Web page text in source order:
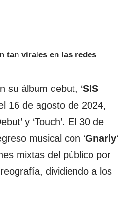
tan virales en las redes
su álbum debut, ‘SIS
16 de agosto de 2024,
y ‘Touch’. El 30 de
musical con ‘Gnarly‘
mixtas del público por
dividiendo a los